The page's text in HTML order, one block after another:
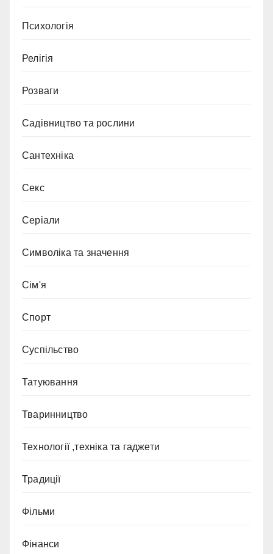
Психологія
Релігія
Розваги
Садівництво та рослини
Сантехніка
Секс
Серіали
Символіка та значення
Сім'я
Спорт
Суспільство
Татуювання
Тваринництво
Технології ,техніка та гаджети
Традиції
Фільми
Фінанси